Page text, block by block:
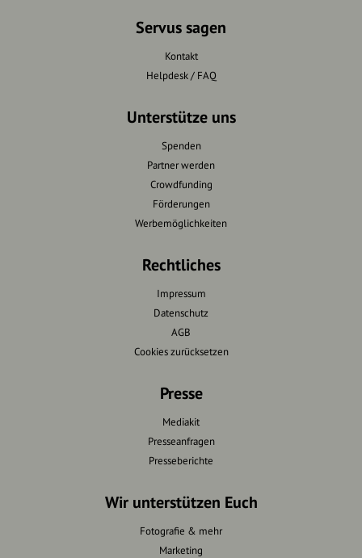
Servus sagen
Kontakt
Helpdesk / FAQ
Unterstütze uns
Spenden
Partner werden
Crowdfunding
Förderungen
Werbemöglichkeiten
Rechtliches
Impressum
Datenschutz
AGB
Cookies zurücksetzen
Presse
Mediakit
Presseanfragen
Presseberichte
Wir unterstützen Euch
Fotografie & mehr
Marketing